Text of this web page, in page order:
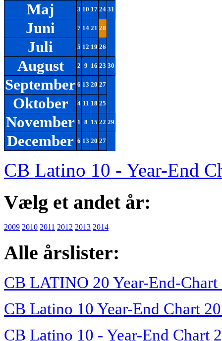
Maj 3 10 17 24 31
Juni 7 14 21 28
Juli 5 12 19 26
August 2 9 16 23 30
September 6 13 20 27
Oktober 4 11 18 25
November 1 8 15 22 29
December 6 13 20 27
CB Latino 10 - Year-End
Vælg et andet år:
2009 2010 2011 2012 2013 2014
Alle årslister:
CB LATINO 20 Year-End-Chart
CB Latino 10 Year-End Chart
CB Latino 10 - Year-End Chart